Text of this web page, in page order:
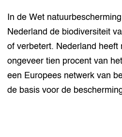
In de Wet
Nederland de biodiversiteit
of verbetert. Nederland
ongeveer tien procent van
een Europees netwerk van
de basis voor de